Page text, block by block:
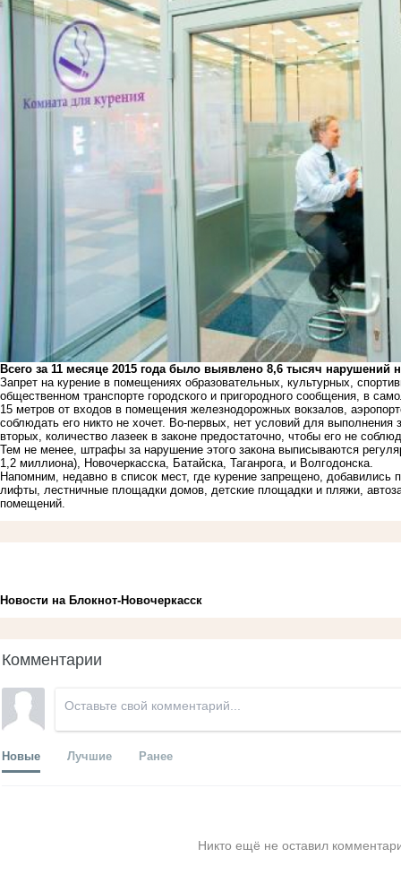
Всего за 11 месяце 2015 года было выявлено 8,6 тысяч
Запрет на курение в помещениях образовательных, культурных,
общественном транспорте городского и пригородного сообщения, в
15 метров от входов в помещения железнодорожных вокзалов,
соблюдать его никто не хочет. Во-первых, нет условий для выполнения
вторых, количество лазеек в законе предостаточно, чтобы его не
Тем не менее, штрафы за нарушение этого закона выписываются
1,2 миллиона), Новочеркасска, Батайска, Таганрога, и Волгодонска.
Напомним, недавно в список мест, где курение запрещено,
лифты, лестничные площадки домов, детские площадки и пляжи,
помещений.
Новости на Блoкнoт-Новочеркасск
Комментарии
Новые Лучшие Ранее
Никто ещё не оставил